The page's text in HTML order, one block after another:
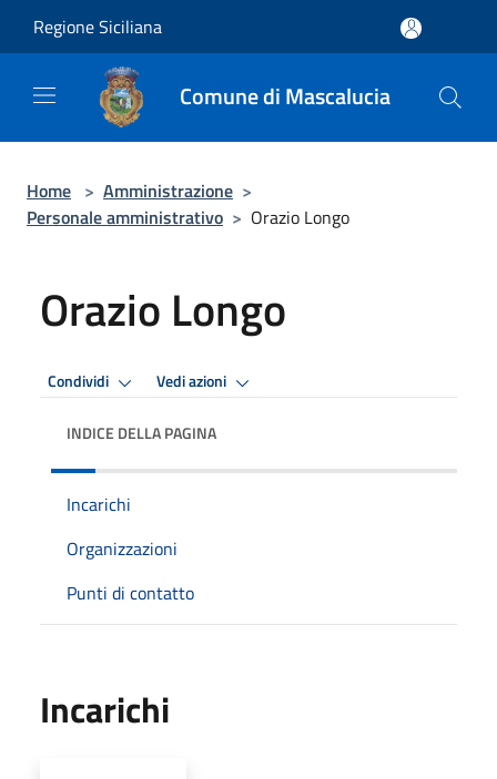
Regione Siciliana
Comune di Mascalucia
Home > Amministrazione >
Personale amministrativo > Orazio Longo
Orazio Longo
Condividi Vedi azioni
INDICE DELLA PAGINA
Incarichi
Organizzazioni
Punti di contatto
Incarichi